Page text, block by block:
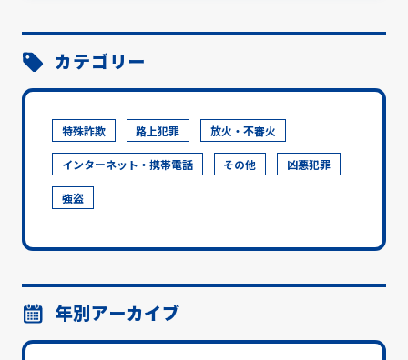
カテゴリー
特殊詐欺 路上犯罪 放火・不審火
インターネット・携帯電話 その他 凶悪犯罪
強盗
年別アーカイブ